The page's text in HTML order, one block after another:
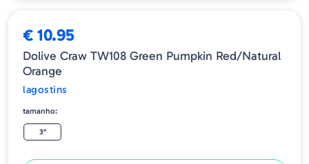
€ 10.95
Dolive Craw TW108 Green Pumpkin Red/Natural
Orange
lagostins
tamanho:
3"